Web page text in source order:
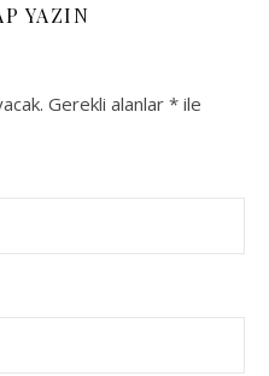
YAZIN
Gerekli alanlar * ile